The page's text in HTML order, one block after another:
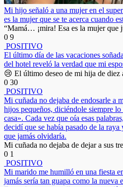
Mi hijo señaló a una mujer en el
es la mujer que se te acerca cuando
“Mamá… ¡mira! Esa es la mujer que
0 9
POSITIVO
El último día de las vacaciones
del hotel reveló la verdad que mi
😢 El último deseo de mi hija de diez
0 30
POSITIVO
Mi cuñada no dejaba de endosarle a
hijos pequeños, diciéndole siempre
casa». Cada vez que oía esas
decidí que se había pasado de la
que jamás olvidaría.
Mi cuñada no dejaba de dejar a sus
0 1
POSITIVO
Mi marido me humilló en una fiesta
jamás sería tan guapa como la nueva